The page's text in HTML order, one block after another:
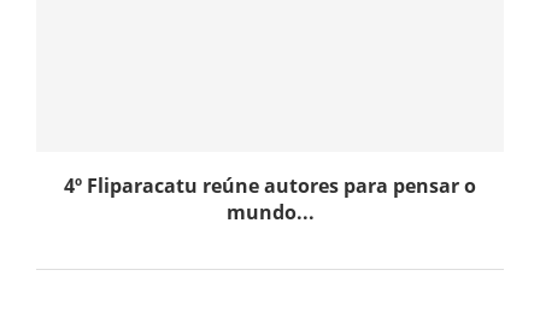
4º Fliparacatu reúne autores para pensar o
mundo...